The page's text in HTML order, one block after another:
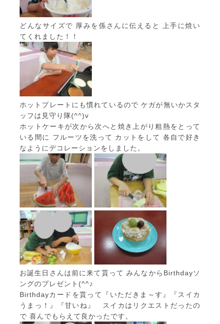
どんなサイズで 厚みを係さんに伝えると 上手に焼い
てくれました！！
ホットプレートにも慣れているので ケガが無いかスタ
ッフは見守り隊(^^)v
ホットケーキが次から次へと焼き上がり粗熱をとって
いる間に フルーツを洗って カットをして 各自で好き
なようにデコレーションをしました。
お誕生日さんは前に来て貰って みんなからBirthdayソ
ングのプレゼント(^^♪
Birthdayカードを貰って『いただきま～す』『スイカ
うまっ！』『甘いね』 スイカはリクエストだったの
で 喜んでもらえて良かったです。